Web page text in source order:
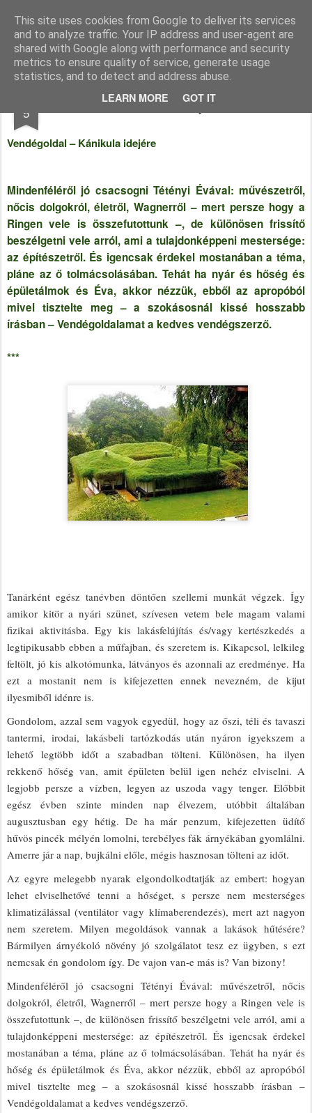
This site uses cookies from Google to deliver its services
and to analyze traffic. Your IP address and user-agent are
shared with Google along with performance and security
metrics to ensure quality of service, generate usage
statistics, and to detect and address abuse.
LEARN MORE GOT IT
Katakritika Dr. Molnár Katalin blogja
Főoldal
5 Kánikula idejére
Vendégoldal – Kánikula idejére
Mindenféléről jó csacsogni Tétényi Évával: művészetről,
nőcis dolgokról, életről, Wagnerről – mert persze hogy a
Ringen vele is összefutottunk –, de különösen frissítő
beszélgetni vele arról, ami a tulajdonképpeni mestersége:
az építészetről. És igencsak érdekel mostanában a téma,
pláne az ő tolmácsolásában. Tehát ha nyár és hőség és
épületálmok és Éva, akkor nézzük, ebből az apropóból
mivel tisztelte meg – a szokásosnál kissé hosszabb
írásban – Vendégoldalamat a kedves vendégszerző.
***
Tanárként egész tanévben döntően szellemi munkát végzek. Így
amikor kitör a nyári szünet, szívesen vetem bele magam valami
fizikai aktivitásba. Egy kis lakásfelújítás és/vagy kertészkedés a
legtipikusabb ebben a műfajban, és szeretem is. Kikapcsol, lelkileg
feltölt, jó kis alkotómunka, látványos és azonnali az eredménye. Ha
ezt a mostanit nem is kifejezetten ennek nevezném, de kijut
ilyesmiből idénre is.
Gondolom, azzal sem vagyok egyedül, hogy az őszi, téli és tavaszi
tantermi, irodai, lakásbeli tartózkodás után nyáron igyekszem a
lehető legtöbb időt a szabadban tölteni. Különösen, ha ilyen
rekkenő hőség van, amit épületen belül igen nehéz elviselni. A
legjobb persze a vízben, legyen az uszoda vagy tenger. Előbbit
egész évben szinte minden nap élvezem, utóbbit általában
augusztusban egy hétig. De ha már penzum, kifejezetten üdítő
hűvös pincék mélyén lomolni, terebélyes fák árnyékában gyomlálni.
Amerre jár a nap, bujkálni előle, mégis hasznosan tölteni az időt.
Az egyre melegebb nyarak elgondolkodtatják az embert: hogyan
lehet elviselhetővé tenni a hőséget, s persze nem mesterséges
klimatizálással (ventilátor vagy klímaberendezés), mert azt nagyon
nem szeretem. Milyen megoldások vannak a lakások hűtésére?
Bármilyen árnyékoló növény jó szolgálatot tesz ez ügyben, s ezt
nemcsak én gondolom így. De vajon van-e más is? Van bizony!
Mindenféléről jó csacsogni Tétényi Évával: művészetről, nőcis
dolgokról, életről, Wagnerről – mert persze hogy a Ringen vele is
összefutottunk –, de különösen frissítő beszélgetni vele arról, ami a
tulajdonképpeni mestersége: az építészetről. És igencsak érdekel
mostanában a téma, pláne az ő tolmácsolásában. Tehát ha nyár és
hőség és épületálmok és Éva, akkor nézzük, ebből az apropóból
mivel tisztelte meg – a szokásosnál kissé hosszabb írásban –
Vendégoldalamat a kedves vendégszerző.